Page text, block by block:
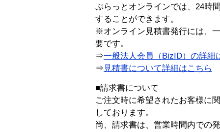
ぷらっとオンラインでは、24時
することができます。
※オンライン見積書発行には、
要です。
⇒一般法人会員（BizID）の詳細
⇒ 見積書について詳細はこちら
■請求書について
ご注文時に希望されたお客様に
しております。
尚、請求書は、営業時間内での